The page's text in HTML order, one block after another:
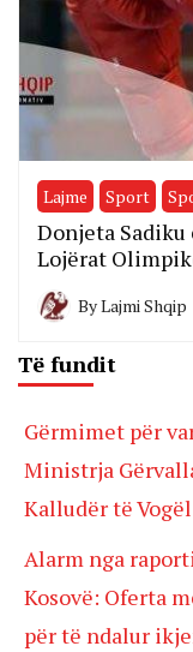
Lajme Sport
Donjeta
Lojërat
ByLajmi Shqip
Të fundit
Gërmimet për
Ministrja
Kalludër të Vogël
Alarm nga
Kosovë: Oferta
për të ndalur